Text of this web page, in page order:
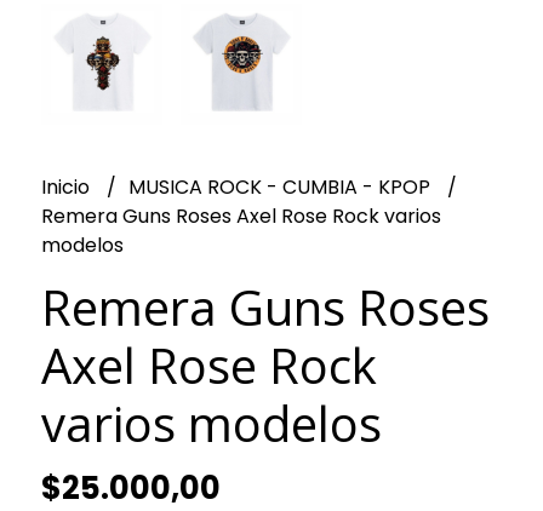
Inicio
MUSICA ROCK - CUMBIA - KPOP
Remera Guns Roses Axel Rose Rock varios
modelos
Remera Guns Roses
Axel Rose Rock
varios modelos
$25.000,00